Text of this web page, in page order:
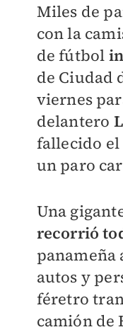
Miles de
con la
de fútbol
de Ciudad
viernes
delantero
fallecido
un paro
Una
recorrió
panameña
autos y
féretro
camión de